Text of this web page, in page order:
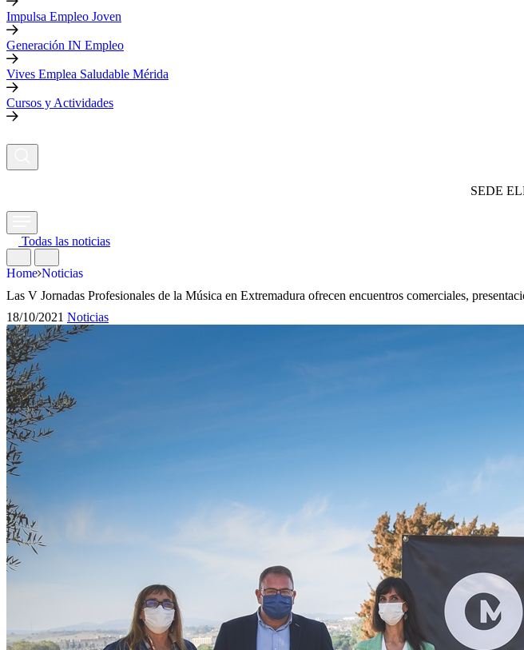
Impulsa Empleo Joven
Generación IN Empleo
Vives Emplea Saludable Mérida
Cursos y Actividades
SEDE
Todas las noticias
Home Noticias
Las V Jornadas Profesionales de la Música en Extremadura ofrecen encuentros comerciales,
18/10/2021 Noticias